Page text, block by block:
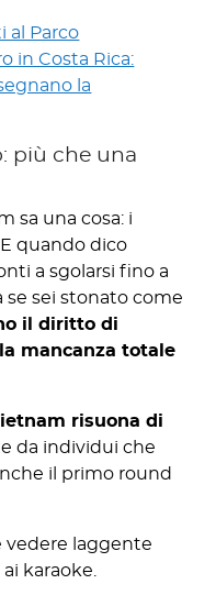
al Parco
in Costa Rica:
la
più che una
sa una cosa: i
quando dico
a sgolarsi fino a
se sei stonato come
il diritto di
mancanza totale
risuona di
da individui che
il primo round
vedere laggente
karaoke.